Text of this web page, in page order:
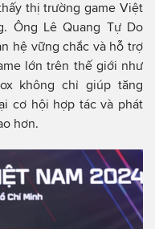
thị trường game Việt
Ông Lê Quang Tự Do
hệ vững chắc và hỗ trợ
lớn trên thế giới như
không chỉ giúp tăng
cơ hội hợp tác và phát
hơn.